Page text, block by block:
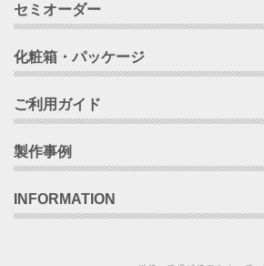
セミオーダー
化粧箱・パッケージ
ご利用ガイド
製作事例
INFORMATION